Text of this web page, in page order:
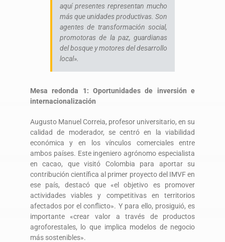
aquí presentes representan mucho
más que unidades productivas. Son
agentes de transformación social,
promotoras de la paz, guardianas
del bosque y motores del desarrollo
local».
Mesa redonda 1: Oportunidades de inversión e
internacionalización
Augusto Manuel Correia, profesor universitario, en su
calidad de moderador, se centró en la viabilidad
económica y en los vínculos comerciales entre
ambos países. Este ingeniero agrónomo especialista
en cacao, que visitó Colombia para aportar su
contribución científica al primer proyecto del IMVF en
ese país, destacó que «el objetivo es promover
actividades viables y competitivas en territorios
afectados por el conflicto». Y para ello, prosiguió, es
importante «crear valor a través de productos
agroforestales, lo que implica modelos de negocio
más sostenibles».